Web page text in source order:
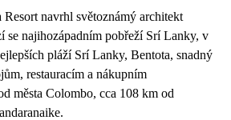
navrhl světoznámý architekt
se najihozápadním pobřeží Srí Lanky, v
pláží Srí Lanky, Bentota, snadný
restauracím a nákupním
města Colombo, cca 108 km od